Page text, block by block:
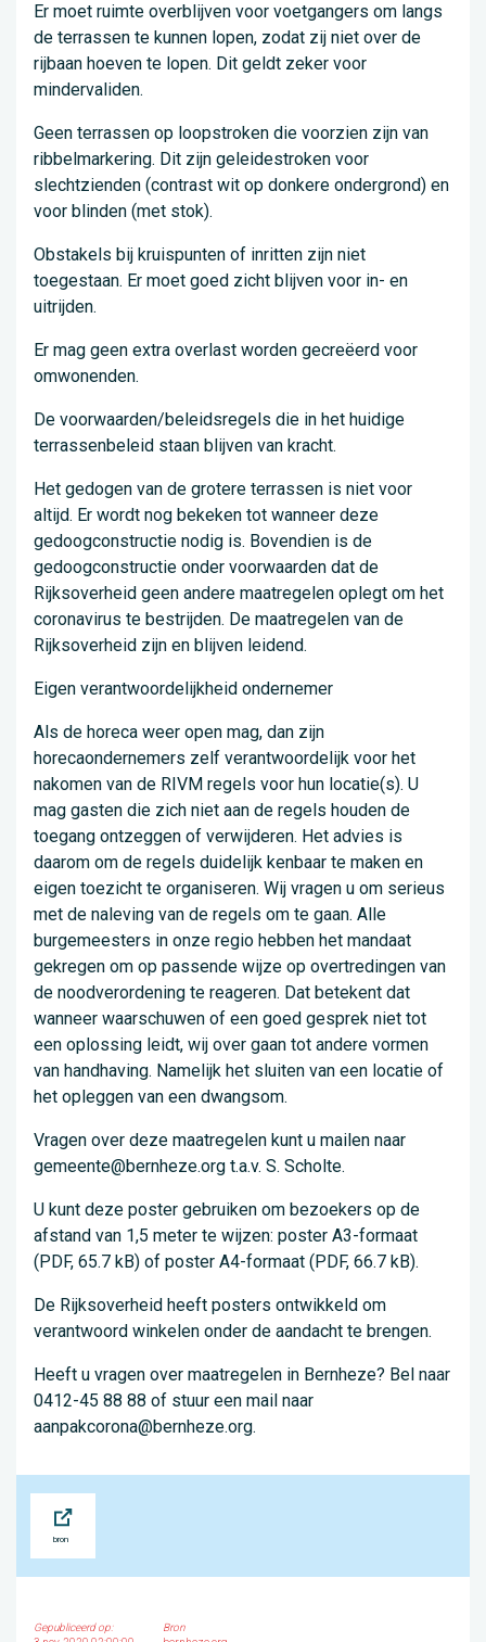
Er moet ruimte overblijven voor voetgangers om langs
de terrassen te kunnen lopen, zodat zij niet over de
rijbaan hoeven te lopen. Dit geldt zeker voor
mindervaliden.
Geen terrassen op loopstroken die voorzien zijn van
ribbelmarkering. Dit zijn geleidestroken voor
slechtzienden (contrast wit op donkere ondergrond) en
voor blinden (met stok).
Obstakels bij kruispunten of inritten zijn niet
toegestaan. Er moet goed zicht blijven voor in- en
uitrijden.
Er mag geen extra overlast worden gecreëerd voor
omwonenden.
De voorwaarden/beleidsregels die in het huidige
terrassenbeleid staan blijven van kracht.
Het gedogen van de grotere terrassen is niet voor
altijd. Er wordt nog bekeken tot wanneer deze
gedoogconstructie nodig is. Bovendien is de
gedoogconstructie onder voorwaarden dat de
Rijksoverheid geen andere maatregelen oplegt om het
coronavirus te bestrijden. De maatregelen van de
Rijksoverheid zijn en blijven leidend.
Eigen verantwoordelijkheid ondernemer
Als de horeca weer open mag, dan zijn
horecaondernemers zelf verantwoordelijk voor het
nakomen van de RIVM regels voor hun locatie(s). U
mag gasten die zich niet aan de regels houden de
toegang ontzeggen of verwijderen. Het advies is
daarom om de regels duidelijk kenbaar te maken en
eigen toezicht te organiseren. Wij vragen u om serieus
met de naleving van de regels om te gaan. Alle
burgemeesters in onze regio hebben het mandaat
gekregen om op passende wijze op overtredingen van
de noodverordening te reageren. Dat betekent dat
wanneer waarschuwen of een goed gesprek niet tot
een oplossing leidt, wij over gaan tot andere vormen
van handhaving. Namelijk het sluiten van een locatie of
het opleggen van een dwangsom.
Vragen over deze maatregelen kunt u mailen naar
gemeente@bernheze.org t.a.v. S. Scholte.
U kunt deze poster gebruiken om bezoekers op de
afstand van 1,5 meter te wijzen: poster A3-formaat
(PDF, 65.7 kB) of poster A4-formaat (PDF, 66.7 kB).
De Rijksoverheid heeft posters ontwikkeld om
verantwoord winkelen onder de aandacht te brengen.
Heeft u vragen over maatregelen in Bernheze? Bel naar
0412-45 88 88 of stuur een mail naar
aanpakcorona@bernheze.org.
Gepubliceerd op:
Bron